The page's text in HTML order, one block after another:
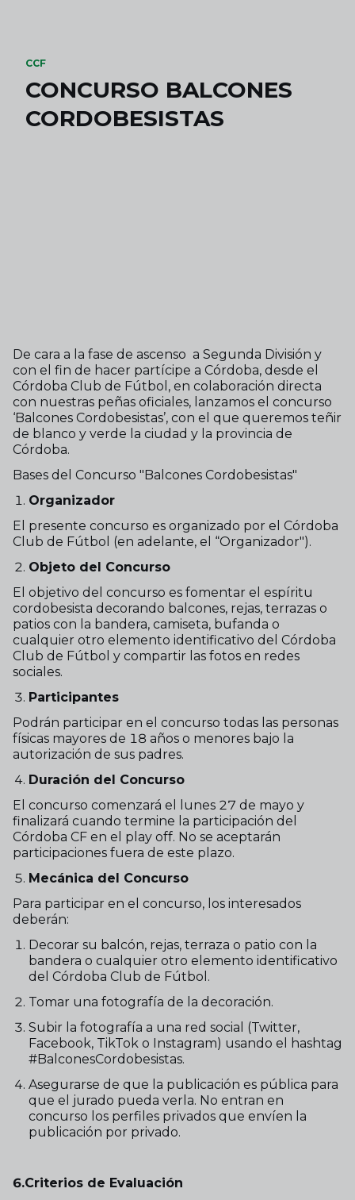
CCF
CONCURSO BALCONES
CORDOBESISTAS
De cara a la fase de ascenso a Segunda División y
con el fin de hacer partícipe a Córdoba, desde el
Córdoba Club de Fútbol, en colaboración directa
con nuestras peñas oficiales, lanzamos el concurso
‘Balcones Cordobesistas’, con el que queremos teñir
de blanco y verde la ciudad y la provincia de
Córdoba.
Bases del Concurso "Balcones Cordobesistas"
Organizador
El presente concurso es organizado por el Córdoba
Club de Fútbol (en adelante, el “Organizador").
Objeto del Concurso
El objetivo del concurso es fomentar el espíritu
cordobesista decorando balcones, rejas, terrazas o
patios con la bandera, camiseta, bufanda o
cualquier otro elemento identificativo del Córdoba
Club de Fútbol y compartir las fotos en redes
sociales.
Participantes
Podrán participar en el concurso todas las personas
físicas mayores de 18 años o menores bajo la
autorización de sus padres.
Duración del Concurso
El concurso comenzará el lunes 27 de mayo y
finalizará cuando termine la participación del
Córdoba CF en el play off. No se aceptarán
participaciones fuera de este plazo.
Mecánica del Concurso
Para participar en el concurso, los interesados
deberán:
Decorar su balcón, rejas, terraza o patio con la
bandera o cualquier otro elemento identificativo
del Córdoba Club de Fútbol.
Tomar una fotografía de la decoración.
Subir la fotografía a una red social (Twitter,
Facebook, TikTok o Instagram) usando el hashtag
#BalconesCordobesistas.
Asegurarse de que la publicación es pública para
que el jurado pueda verla. No entran en
concurso los perfiles privados que envíen la
publicación por privado.
6.Criterios de Evaluación